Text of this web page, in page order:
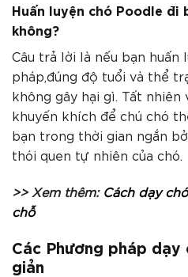
Huấn luyện chó Poodle đi
không?
Câu trả lời là nếu bạn huấn
pháp,đúng độ tuổi và thể
không gây hại gì. Tất nhiên
khuyến khích để chú chó
bạn trong thời gian ngắn
thói quen tự nhiên của chó.
>> Xem thêm: Cách dạy
chỗ
Các Phương pháp
giản